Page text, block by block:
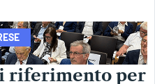
riferimento per